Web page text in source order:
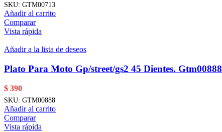
SKU: GTM00713
Añadir al carrito
Comparar
Vista rápida
Añadir a la lista de deseos
Plato Para Moto Gp/street/gs2 45 Dientes. Gtm00888
$ 390
SKU: GTM00888
Añadir al carrito
Comparar
Vista rápida